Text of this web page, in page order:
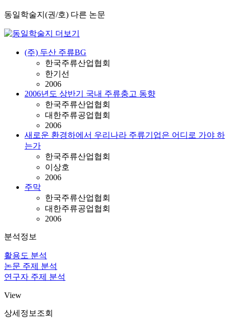
동일학술지(권/호) 다른 논문
(주) 두산 주류BG
한국주류산업협회
한기선
2006
2006년도 상반기 국내 주류충고 동향
한국주류산업협회
대한주류공업협회
2006
새로운 환경하에서 우리나라 주류기업은 어디로 가야 하
는가
한국주류산업협회
이상호
2006
주막
한국주류산업협회
대한주류공업협회
2006
분석정보
활용도 분석
논문 주제 분석
연구자 주제 분석
View
상세정보조회